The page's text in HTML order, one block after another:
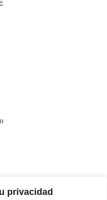
privacidad
de laFEATF